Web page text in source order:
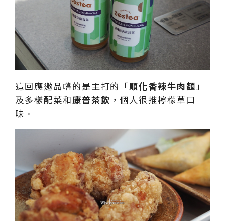
這回應邀品嚐的是主打的「順化香辣牛肉麵 」
及多樣配菜和康普茶飲 ，個人很推檸檬草口
味。